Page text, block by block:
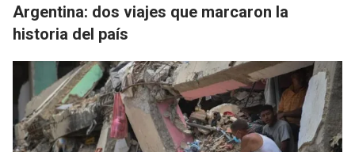
Argentina: dos viajes que marcaron la
historia del país